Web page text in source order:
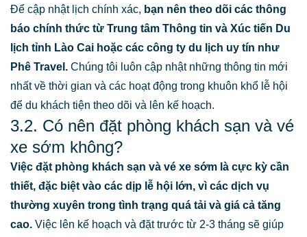
Để cập nhật lịch chính xác, bạn nên theo dõi các thông
báo chính thức từ Trung tâm Thông tin và Xúc tiến Du
lịch tỉnh Lào Cai hoặc các công ty du lịch uy tín như
Phê Travel. Chúng tôi luôn cập nhật những thông tin mới
nhất về thời gian và các hoạt động trong khuôn khổ lễ hội
để du khách tiện theo dõi và lên kế hoạch.
3.2. Có nên đặt phòng khách sạn và vé
xe sớm không?
Việc đặt phòng khách sạn và vé xe sớm là cực kỳ cần
thiết, đặc biệt vào các dịp lễ hội lớn, vì các dịch vụ
thường xuyên trong tình trạng quá tải và giá cả tăng
cao. Việc lên kế hoạch và đặt trước từ 2-3 tháng sẽ giúp